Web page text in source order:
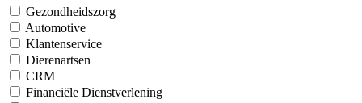
Gezondheidszorg
Automotive
Klantenservice
Dierenartsen
CRM
Financiële Dienstverlening